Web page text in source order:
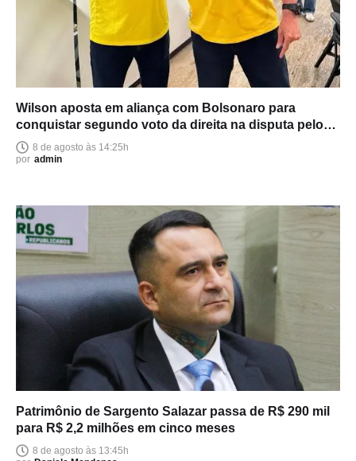
Wilson aposta em aliança com Bolsonaro para
conquistar segundo voto da direita na disputa pelo
Senado
8 de agosto às 14:25h
por admin
Patrimônio de Sargento Salazar passa de R$ 290 mil
para R$ 2,2 milhões em cinco meses
8 de agosto às 13:45h